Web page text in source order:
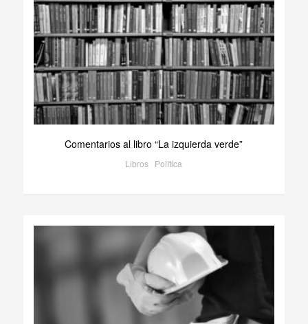
Comentarios al libro “La izquierda verde”
Libros Política